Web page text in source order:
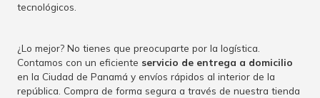
tecnológicos.
¿Lo mejor? No tienes que preocuparte por la logística.
Contamos con un eficiente servicio de entrega a domicilio
en la Ciudad de Panamá y envíos rápidos al interior de la
república. Compra de forma segura a través de nuestra tienda